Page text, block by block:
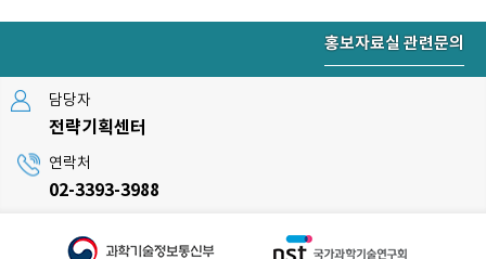
홍보자료실 관련문의
담당자
전략기획센터
연락처
02-3393-3988